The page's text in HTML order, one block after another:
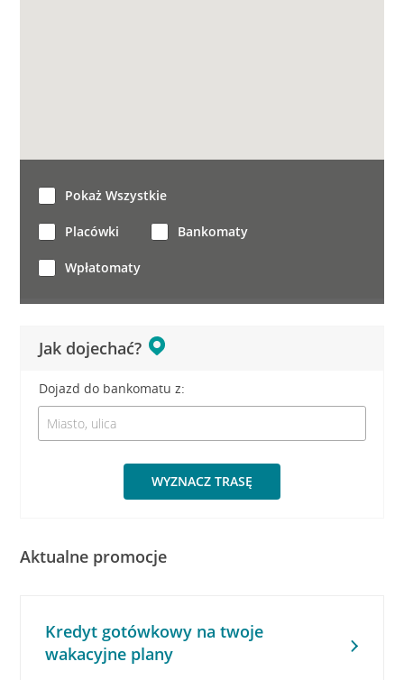
Jak dojechać?
Dojazd do bankomatu z:
WYZNACZ TRASĘ
Pokaż Wszystkie
Placówki Bankomaty
Wpłatomaty
Aktualne promocje
Kredyt gotówkowy na twoje
wakacyjne plany